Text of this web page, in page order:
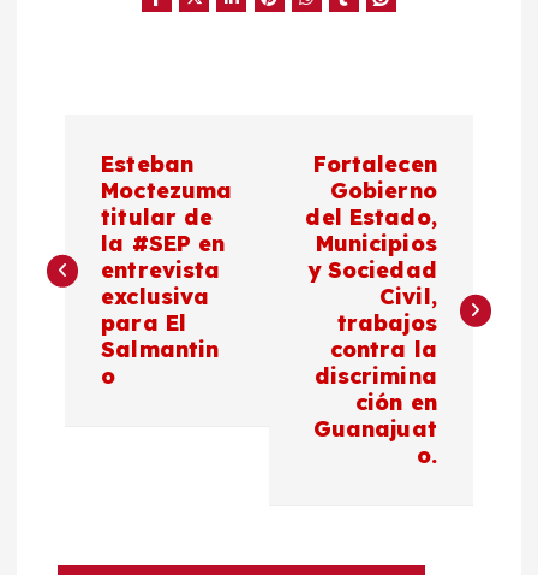
v
Esteban
Moctezuma
titular de
la #SEP en
entrevista
exclusiva
para El
Salmantin
o
Fortalecen
Gobierno
del Estado,
Municipios
y Sociedad
Civil,
trabajos
contra la
discrimina
ción en
Guanajuat
o.